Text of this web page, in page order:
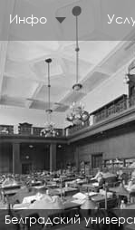
Инфо
Белградский